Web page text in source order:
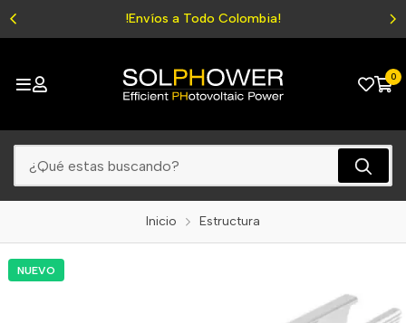
!Envíos a Todo Colombia!
0
Inicio Estructura
NUEVO